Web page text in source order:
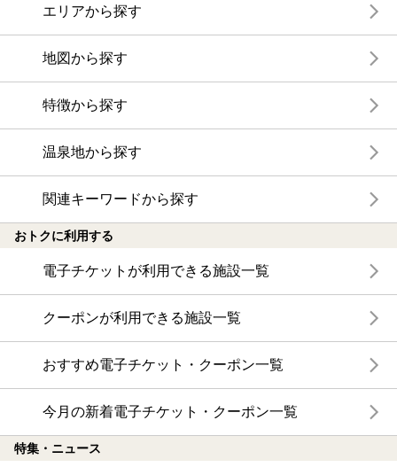
エリアから探す
地図から探す
特徴から探す
温泉地から探す
関連キーワードから探す
おトクに利用する
電子チケットが利用できる施設一覧
クーポンが利用できる施設一覧
おすすめ電子チケット・クーポン一覧
今月の新着電子チケット・クーポン一覧
特集・ニュース